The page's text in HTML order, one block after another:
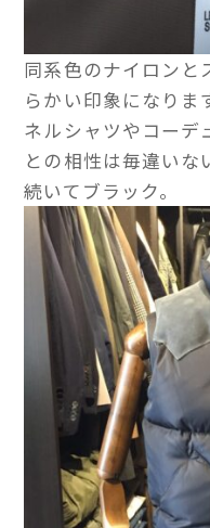
同系色のナイロンと
らかい印象になりま
ネルシャツやコーデ
との相性は毎違いな
続いてブラック。